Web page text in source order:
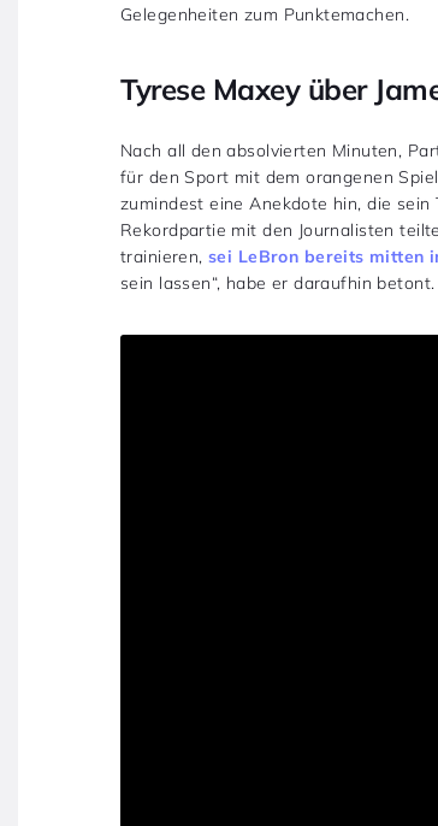
Gelegenheiten zum Punktemachen.
Tyrese Maxey über
Nach all den absolvierten Minuten,
für den Sport mit dem orangenen
zumindest eine Anekdote hin, die sein
Rekordpartie mit den Journalisten
trainieren,sei LeBron bereits mitten
sein lassen“, habe er daraufhin